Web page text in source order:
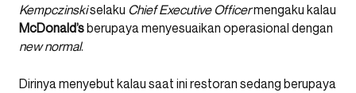
Kempczinskiselaku Chief Executive Officermengaku kalau
McDonald’sberupaya menyesuaikan operasional dengan
new normal.
Dirinya menyebut kalau saat ini restoran sedang berupaya